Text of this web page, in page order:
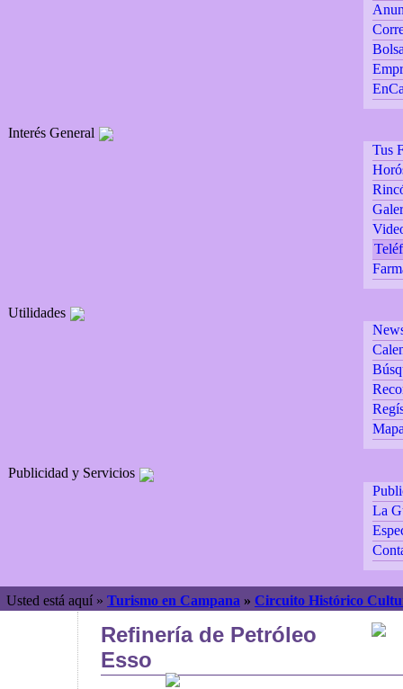
Interés General
Tus
Utilidades
Publicidad y Servicios
La
Usted está aquí » Turismo en Campana » Circuito Histórico
Refinería de Petróleo
Esso